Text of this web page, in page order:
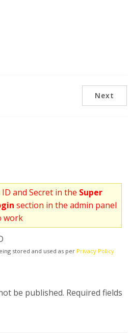
Next
and Secret in the Super
section in the admin panel
work
stored and used as per Privacy Policy
be published. Required fields